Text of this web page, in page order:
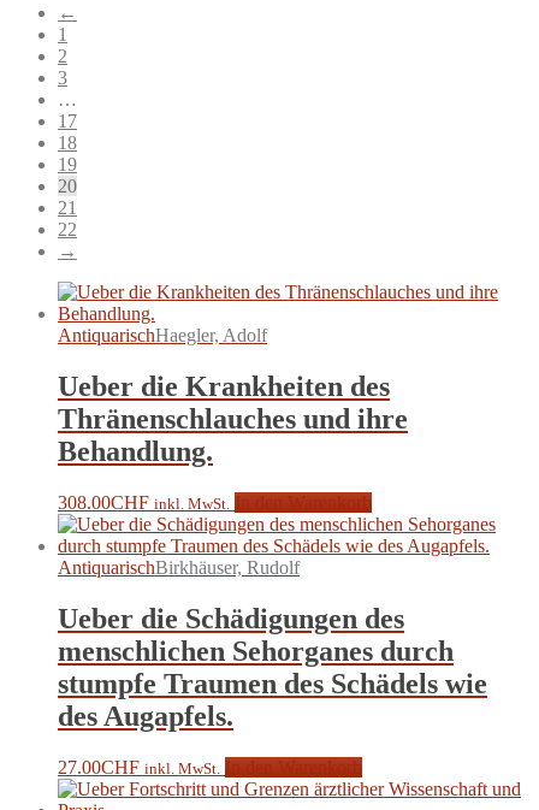
←
1
2
3
…
17
18
19
20
21
22
→
AntiquarischHaegler, Adolf
Ueber die Krankheiten des
Thränenschlauches und ihre
Behandlung.
308.00CHF inkl. MwSt.
AntiquarischBirkhäuser, Rudolf
Ueber die Schädigungen des
menschlichen Sehorganes durch
stumpfe Traumen des Schädels wie
des Augapfels.
27.00CHF inkl. MwSt.